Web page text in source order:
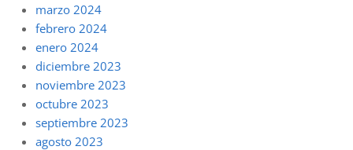
marzo 2024
febrero 2024
enero 2024
diciembre 2023
noviembre 2023
octubre 2023
septiembre 2023
agosto 2023